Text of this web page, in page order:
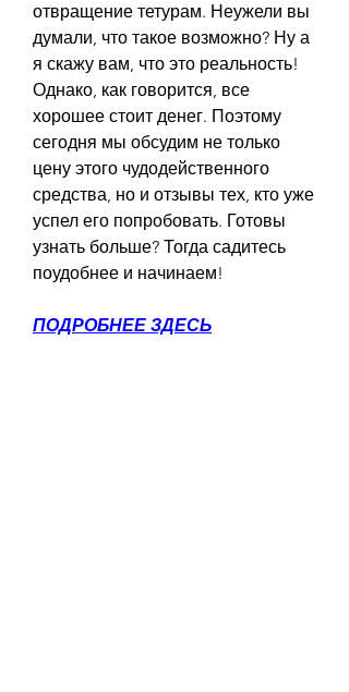
отвращение тетурам. Неужели вы
думали, что такое возможно? Ну а
я скажу вам, что это реальность!
Однако, как говорится, все
хорошее стоит денег. Поэтому
сегодня мы обсудим не только
цену этого чудодейственного
средства, но и отзывы тех, кто уже
успел его попробовать. Готовы
узнать больше? Тогда садитесь
поудобнее и начинаем!
ПОДРОБНЕЕ ЗДЕСЬ